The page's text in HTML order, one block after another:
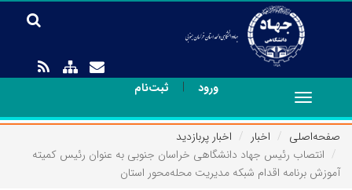
ورود | ثبت‌نام
Toggle
navigation
صفحه‌اصلی
اخبار
اخبار پربازدید
انتصاب رئیس جهاد دانشگاهی خراسان جنوبی به عنوان رئیس کمیته
آموزش برنامه اقدام شبکه مدیریت محله‌محور استان